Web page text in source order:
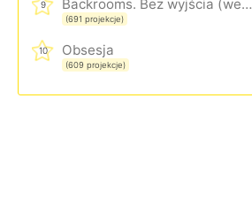
9 Backrooms. Bez wyjścia (wersja rozszerzona)
(691 projekcje)
10 Obsesja
(609 projekcje)